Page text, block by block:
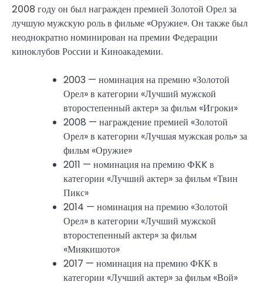
2008 году он был награжден премией Золотой Орел за
лучшую мужскую роль в фильме «Оружие». Он также был
неоднократно номинирован на премии Федерации
киноклубов России и Киноакадемии.
2003 — номинация на премию «Золотой
Орел» в категории «Лучший мужской
второстепенный актер» за фильм «Игроки»
2008 — награждение премией «Золотой
Орел» в категории «Лучшая мужская роль» за
фильм «Оружие»
2011 — номинация на премию ФКK в
категории «Лучший актер» за фильм «Твин
Пикс»
2014 — номинация на премию «Золотой
Орел» в категории «Лучший мужской
второстепенный актер» за фильм
«Миякишото»
2017 — номинация на премию ФКК в
категории «Лучший актер» за фильм «Вой»